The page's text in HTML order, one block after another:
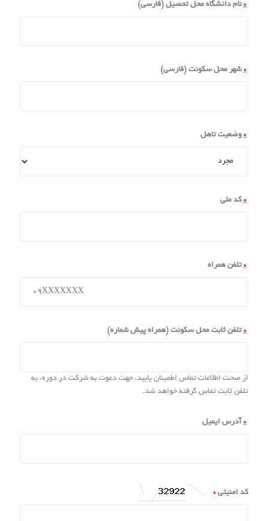
* نام دانشگاه محل تحصیل (فارسی)
* شهر محل سکونت (فارسی)
* وضعیت تاهل
* کد ملی
*تلفن همراه
*تلفن ثابت محل سکونت (همراه پیش شماره)
از صحت اطلاعات تماس اطمینان یابید، جهت دعوت به شرکت در دوره، به
تلفن ثابت تماس گرفته خواهد شد.
* آدرس ایمیل
کد امنیتی *